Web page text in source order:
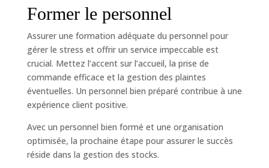
Former le personnel
Assurer une formation adéquate du personnel pour
gérer le stress et offrir un service impeccable est
crucial. Mettez l’accent sur l’accueil, la prise de
commande efficace et la gestion des plaintes
éventuelles. Un personnel bien préparé contribue à une
expérience client positive.
Avec un personnel bien formé et une organisation
optimisée, la prochaine étape pour assurer le succès
réside dans la gestion des stocks.